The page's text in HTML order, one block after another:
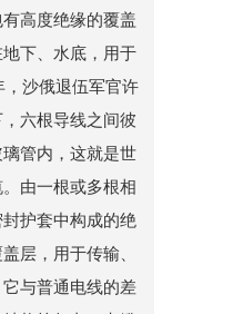
高度绝缘的覆盖
下、水底，用于
沙俄退伍军官许
六根导线之间彼
管内，这就是世
由一根或多根相
护套中构成的绝
层，用于传输、
与普通电线的差